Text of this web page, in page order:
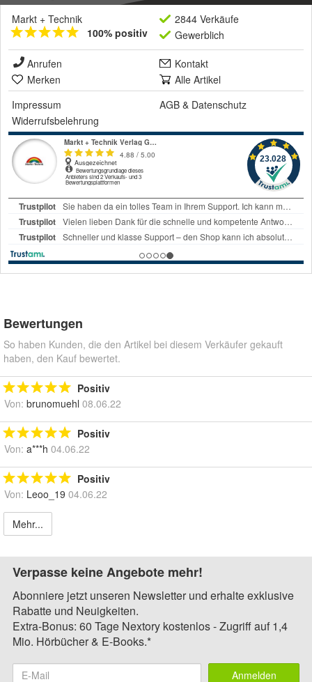
Markt + Technik
100% positiv
2844 Verkäufe
Gewerblich
Anrufen
Kontakt
Merken
Alle Artikel
Impressum
AGB & Datenschutz
Widerrufsbelehrung
Bewertungen
So haben Kunden, die den Artikel bei diesem Verkäufer gekauft
haben, den Kauf bewertet.
Positiv
Von: brunomuehl 08.06.22
Positiv
Von: a***h 04.06.22
Positiv
Von: Leoo_19 04.06.22
Mehr...
Verpasse keine Angebote mehr!
Abonniere jetzt unseren Newsletter und erhalte exklusive
Rabatte und Neuigkeiten.
Extra-Bonus: 60 Tage Nextory kostenlos - Zugriff auf 1,4
Mio. Hörbücher & E-Books.*
Anmelden